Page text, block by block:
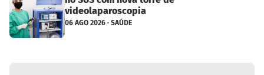
videolaparoscopia
06 AGO 2026 · SAÚDE